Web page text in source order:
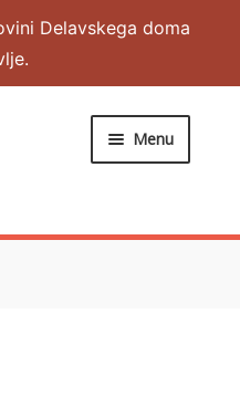
Delavskega doma
Menu